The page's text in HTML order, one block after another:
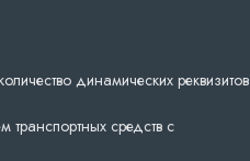
динамических реквизитов
транспортных средств с